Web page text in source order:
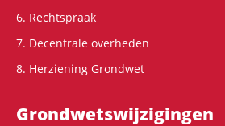
6. Rechtspraak
7. Decentrale overheden
8. Herziening Grondwet
Grondwets­wijzigingen